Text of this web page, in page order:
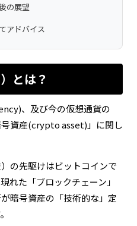
の展望
アドバイス
とは？
、及び今の仮想通貨の
号資産(crypto asset)」に関し
の先駆けはビットコインで
れた「ブロックチェーン」
暗号資産の「技術的な」定